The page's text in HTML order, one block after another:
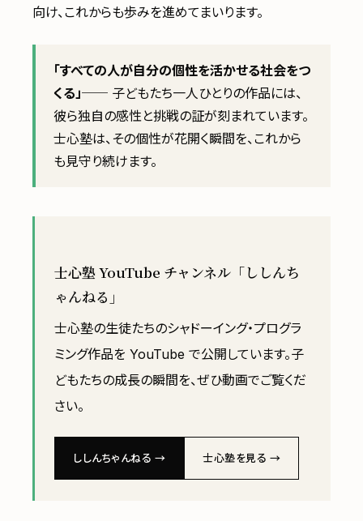
向け、これからも歩みを進めてまいります。
「すべての人が自分の個性を活かせる社会をつ
くる」── 子どもたち一人ひとりの作品には、
彼ら独自の感性と挑戦の証が刻まれています。
士心塾は、その個性が花開く瞬間を、これから
も見守り続けます。
士心塾 YouTube チャンネル「ししんち
ゃんねる」
士心塾の生徒たちのシャドーイング・プログラ
ミング作品を YouTube で公開しています。子
どもたちの成長の瞬間を、ぜひ動画でご覧くだ
さい。
ししんちゃんねる → 士心塾を見る →